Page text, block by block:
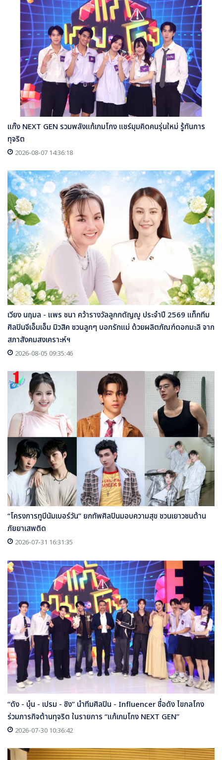
แก๊ง NEXT GEN รวมพลังแก้เกมโกง แชร์มุมคิดคนรุ่นใหม่ รู้ทันการ
ทุจริต
2026-08-07 14:36:18
เวียง นฤมล - แพร ชนา คว้ารางวัลลูกกตัญญู ประจำปี 2569 แท็กทีม
ศิลปินจีเอ็มเอ็ม มิวสิค ชวนลูกๆ บอกรักแม่ ด้วยผลิตภัณฑ์ดอกมะลิ จาก
สภาสังคมสงเคราะห์ฯ
2026-08-05 09:35:46
“โครงการทูบีนัมเบอร์วัน” ยกทัพศิลปินมอบความสุข ชวนเยาวชนต้าน
ภัยยาเสพติด
2026-07-31 16:31:35
“ดัง - บุ๋น - เปรม - ซิง” นำทีมศิลปิน - Influencer ชื่อดัง ไขกลโกง
ร่วมภารกิจต้านทุจริต ในรายการ “แก้เกมโกง NEXT GEN”
2026-07-30 10:36:42